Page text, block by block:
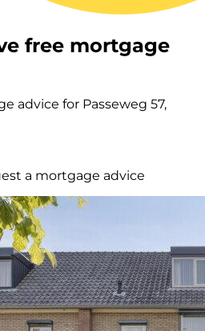
free mortgage
advice for Passeweg 57,
a mortgage advice